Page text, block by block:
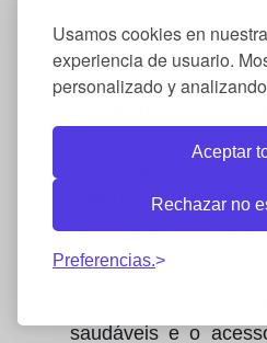
Usamos cookies en
experiencia de usuario.
personalizado y
Aceptar
Rechazar no
Preferencias.
prevenir doenças
diabetes,
uma boa nutrição
melhor estado de
energia, o que
estar psicológico.
saudáveis e o